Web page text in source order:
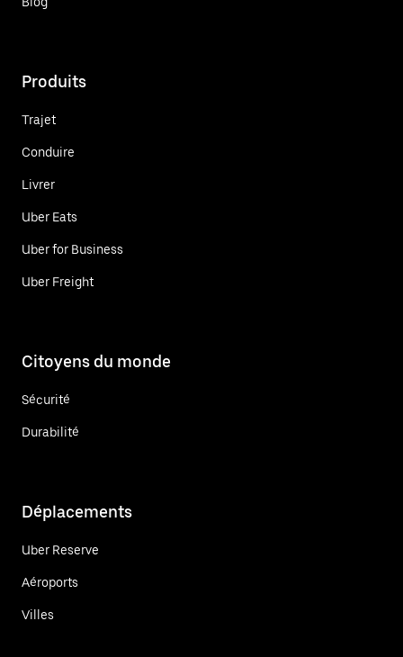
Produits
Trajet
Conduire
Livrer
Uber Eats
Uber for Business
Uber Freight
Citoyens du monde
Sécurité
Durabilité
Déplacements
Uber Reserve
Aéroports
Villes